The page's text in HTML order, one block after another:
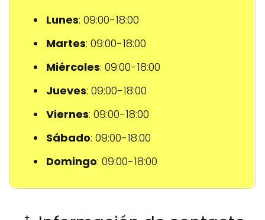
Lunes: 09:00-18:00
Martes: 09:00-18:00
Miércoles: 09:00-18:00
Jueves: 09:00-18:00
Viernes: 09:00-18:00
Sábado: 09:00-18:00
Domingo: 09:00-18:00